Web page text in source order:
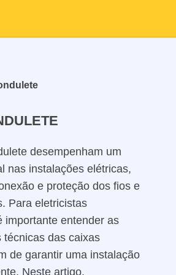
desempenham um
nas instalações elétricas,
e proteção dos fios e
Para eletricistas
importante entender as
técnicas das caixas
de garantir uma instalação
Neste artigo,